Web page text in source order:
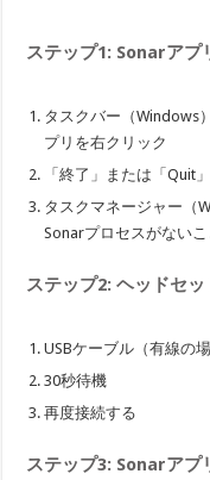
ステップ1: Sonarアプ
タスクバー（Windows
プリを右クリック
「終了」または「Quit
タスクマネージャー（
Sonarプロセスがない
ステップ2: ヘッドセ
USBケーブル（有線の
30秒待機
再度接続する
ステップ3: Sonarアプ